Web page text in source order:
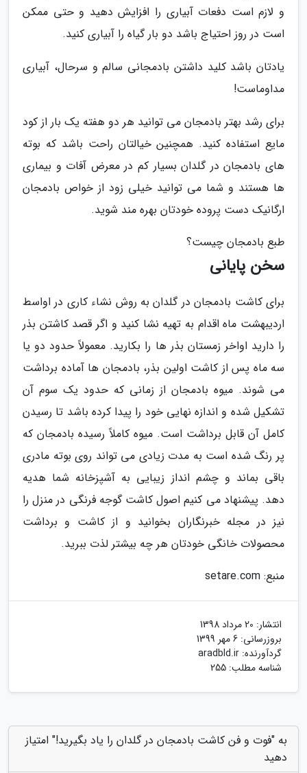
و لازم است دفعات آبیاری را افزایش دهید و حتی ممکن
است در روز احتیاج باشد دو بار گیاه را آبیاری کنید.
یادتان باشد کلید داشتن بادمجانی سالم و سرحال، آبیاری
مداوماست!
برای رشد بهتر بادمجان می توانید هر دو هفته یک بار از کود
مایع استفاده کنید. همچنین خیالتان راحت باشد که بوته
های بادمجان در گلدان بسیار کم در معرض آفات و بیماری
ها هستند و شما می توانید خیلی زود از خواص بادمجان
ارگانیک دست پروده خودتان بهره مند شوید.
طبع بادمجان چیست؟
سخن پایانی
برای کاشت بادمجان در گلدان به روش نشاء کاری در اواسط
اردیبهشت ماه اقدام به تهیه نشا کنید و اگر قصد کاشتن بذر
را دارید اواخر زمستان بذر ها را بکارید. معمولاً حدود دو یا
سه ماه پس از کاشت اولین بذر، بادمجان ها آماده برداشت
می شوند. میوه بادمجان از زمانی که حدود یک سوم آن
تشکیل شده و اندازه نهایی خود را پیدا کرده باشد تا رسیدن
کامل آن قابل برداشت است. میوه کاملاً رسیده بادمجان که
پر رنگ شده است به مدت زیادی می تواند روی بوته مادری
باقی بماند و چشم انداز زیبایی به آشپزخانه شما هدیه
دهد. پیشنهاد می کنیم اصول کاشت گوجه فرنگی در منزل را
نیز در مجله خبرنگاران بخوانید و از کاشت و برداشت
محصولات خانگی خودتان هر چه بیشتر لذت ببرید.
منبع: setare.com
انتشار: 20 مرداد 1398
بروزرسانی: 6 مهر 1399
گردآورنده: aradbld.ir
شناسه مطلب: 255
به "فوت و فن کاشت بادمجان در گلدان را یاد بگیرید!" امتیاز
دهید